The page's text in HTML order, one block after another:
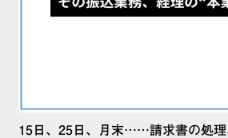
15日、25日、月末……請求書の処理